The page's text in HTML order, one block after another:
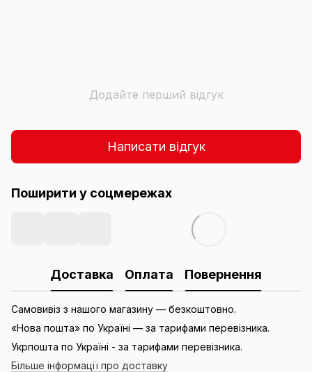
Додайте перший відгук
Написати відгук
Поширити у соцмережах
Доставка Оплата Повернення
Самовивіз з нашого магазину — безкоштовно.
«Нова пошта» по Україні — за тарифами перевізника.
Укрпошта по Україні - за тарифами перевізника.
Більше інформації про доставку